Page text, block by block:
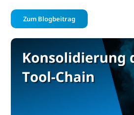
Zum Blogbeitrag